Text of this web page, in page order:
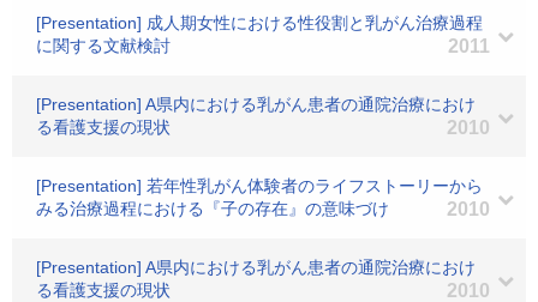
[Presentation] 成人期女性における性役割と乳がん治療過程
に関する文献検討
2011
[Presentation] A県内における乳がん患者の通院治療におけ
る看護支援の現状
2010
[Presentation] 若年性乳がん体験者のライフストーリーから
みる治療過程における『子の存在』の意味づけ
2010
[Presentation] A県内における乳がん患者の通院治療におけ
る看護支援の現状
2010